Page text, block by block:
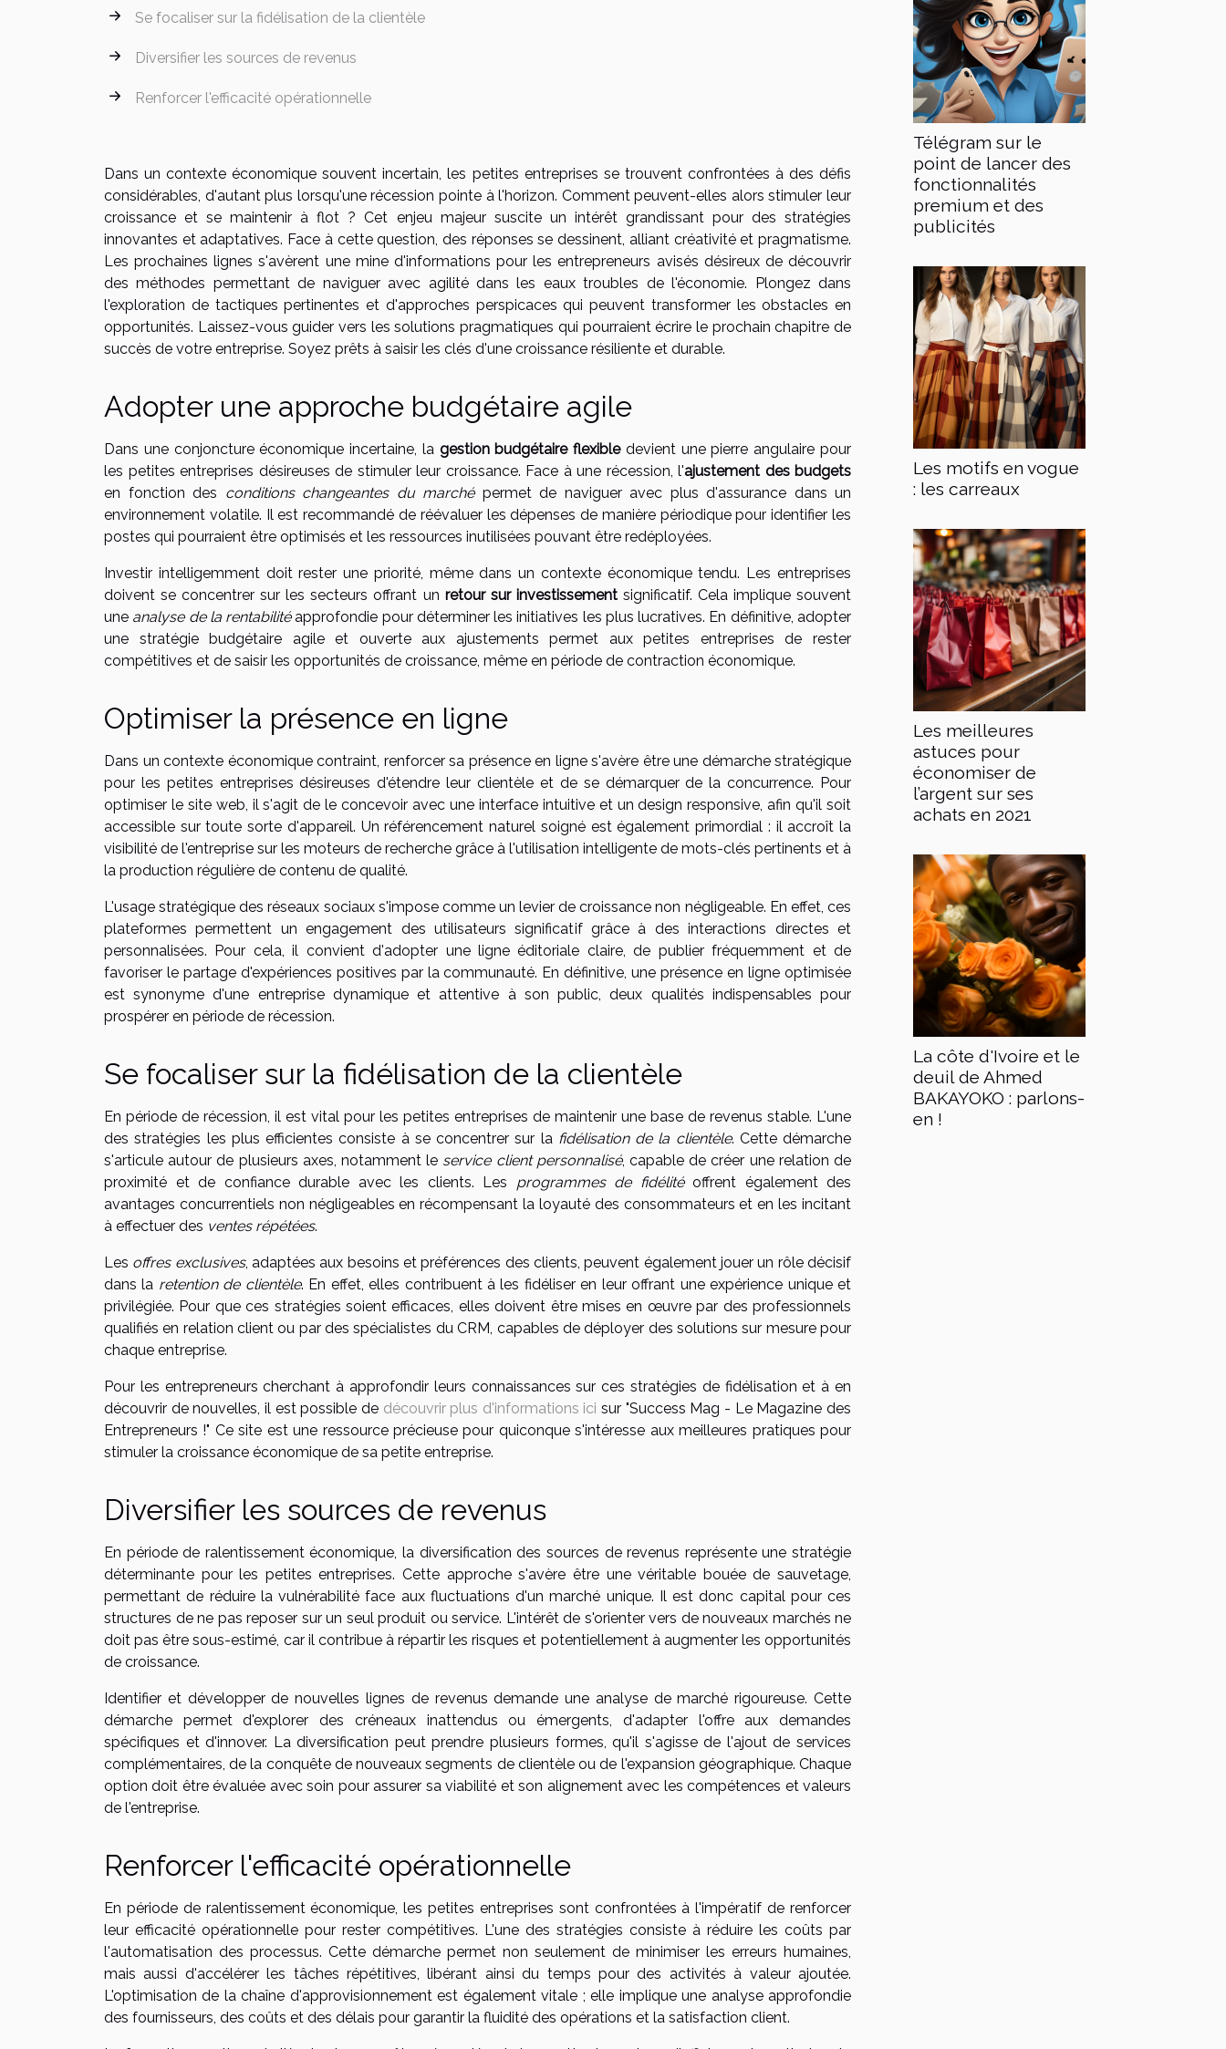
Se focaliser sur la fidélisation de la clientèle
Diversifier les sources de revenus
Renforcer l'efficacité opérationnelle
Dans un contexte économique souvent incertain, les petites entreprises se trouvent confrontées à des défis
considérables, d'autant plus lorsqu'une récession pointe à l'horizon. Comment peuvent-elles alors stimuler leur
croissance et se maintenir à flot ? Cet enjeu majeur suscite un intérêt grandissant pour des stratégies
innovantes et adaptatives. Face à cette question, des réponses se dessinent, alliant créativité et pragmatisme.
Les prochaines lignes s'avèrent une mine d'informations pour les entrepreneurs avisés désireux de découvrir
des méthodes permettant de naviguer avec agilité dans les eaux troubles de l'économie. Plongez dans
l'exploration de tactiques pertinentes et d'approches perspicaces qui peuvent transformer les obstacles en
opportunités. Laissez-vous guider vers les solutions pragmatiques qui pourraient écrire le prochain chapitre de
succès de votre entreprise. Soyez prêts à saisir les clés d'une croissance résiliente et durable.
Adopter une approche budgétaire agile
Dans une conjoncture économique incertaine, la gestion budgétaire flexibledevient une pierre angulaire pour
les petites entreprises désireuses de stimuler leur croissance. Face à une récession, l'ajustement des budgets
en fonction des conditions changeantes du marchépermet de naviguer avec plus d'assurance dans un
environnement volatile. Il est recommandé de réévaluer les dépenses de manière périodique pour identifier les
postes qui pourraient être optimisés et les ressources inutilisées pouvant être redéployées.
Investir intelligemment doit rester une priorité, même dans un contexte économique tendu. Les entreprises
doivent se concentrer sur les secteurs offrant un retour sur investissementsignificatif. Cela implique souvent
une analyse de la rentabilitéapprofondie pour déterminer les initiatives les plus lucratives. En définitive, adopter
une stratégie budgétaire agile et ouverte aux ajustements permet aux petites entreprises de rester
compétitives et de saisir les opportunités de croissance, même en période de contraction économique.
Optimiser la présence en ligne
Dans un contexte économique contraint, renforcer sa présence en ligne s'avère être une démarche stratégique
pour les petites entreprises désireuses d'étendre leur clientèle et de se démarquer de la concurrence. Pour
optimiser le site web, il s'agit de le concevoir avec une interface intuitive et un design responsive, afin qu'il soit
accessible sur toute sorte d'appareil. Un référencement naturel soigné est également primordial : il accroît la
visibilité de l'entreprise sur les moteurs de recherche grâce à l'utilisation intelligente de mots-clés pertinents et à
la production régulière de contenu de qualité.
L'usage stratégique des réseaux sociaux s'impose comme un levier de croissance non négligeable. En effet, ces
plateformes permettent un engagement des utilisateurs significatif grâce à des interactions directes et
personnalisées. Pour cela, il convient d'adopter une ligne éditoriale claire, de publier fréquemment et de
favoriser le partage d'expériences positives par la communauté. En définitive, une présence en ligne optimisée
est synonyme d'une entreprise dynamique et attentive à son public, deux qualités indispensables pour
prospérer en période de récession.
Se focaliser sur la fidélisation de la clientèle
En période de récession, il est vital pour les petites entreprises de maintenir une base de revenus stable. L'une
des stratégies les plus efficientes consiste à se concentrer sur la fidélisation de la clientèle. Cette démarche
s'articule autour de plusieurs axes, notamment le service client personnalisé, capable de créer une relation de
proximité et de confiance durable avec les clients. Les programmes de fidélitéoffrent également des
avantages concurrentiels non négligeables en récompensant la loyauté des consommateurs et en les incitant
à effectuer des ventes répétées.
Les offres exclusives, adaptées aux besoins et préférences des clients, peuvent également jouer un rôle décisif
dans la retention de clientèle. En effet, elles contribuent à les fidéliser en leur offrant une expérience unique et
privilégiée. Pour que ces stratégies soient efficaces, elles doivent être mises en œuvre par des professionnels
qualifiés en relation client ou par des spécialistes du CRM, capables de déployer des solutions sur mesure pour
chaque entreprise.
Pour les entrepreneurs cherchant à approfondir leurs connaissances sur ces stratégies de fidélisation et à en
découvrir de nouvelles, il est possible de découvrir plus d'informations ici sur "Success Mag - Le Magazine des
Entrepreneurs !" Ce site est une ressource précieuse pour quiconque s'intéresse aux meilleures pratiques pour
stimuler la croissance économique de sa petite entreprise.
Diversifier les sources de revenus
En période de ralentissement économique, la diversification des sources de revenus représente une stratégie
déterminante pour les petites entreprises. Cette approche s'avère être une véritable bouée de sauvetage,
permettant de réduire la vulnérabilité face aux fluctuations d'un marché unique. Il est donc capital pour ces
structures de ne pas reposer sur un seul produit ou service. L'intérêt de s'orienter vers de nouveaux marchés ne
doit pas être sous-estimé, car il contribue à répartir les risques et potentiellement à augmenter les opportunités
de croissance.
Identifier et développer de nouvelles lignes de revenus demande une analyse de marché rigoureuse. Cette
démarche permet d'explorer des créneaux inattendus ou émergents, d'adapter l'offre aux demandes
spécifiques et d'innover. La diversification peut prendre plusieurs formes, qu'il s'agisse de l'ajout de services
complémentaires, de la conquête de nouveaux segments de clientèle ou de l'expansion géographique. Chaque
option doit être évaluée avec soin pour assurer sa viabilité et son alignement avec les compétences et valeurs
de l'entreprise.
Renforcer l'efficacité opérationnelle
En période de ralentissement économique, les petites entreprises sont confrontées à l'impératif de renforcer
leur efficacité opérationnelle pour rester compétitives. L'une des stratégies consiste à réduire les coûts par
l'automatisation des processus. Cette démarche permet non seulement de minimiser les erreurs humaines,
mais aussi d'accélérer les tâches répétitives, libérant ainsi du temps pour des activités à valeur ajoutée.
L'optimisation de la chaîne d'approvisionnement est également vitale ; elle implique une analyse approfondie
des fournisseurs, des coûts et des délais pour garantir la fluidité des opérations et la satisfaction client.
Télégram sur le
point de lancer des
fonctionnalités
premium et des
publicités
Les motifs en vogue
: les carreaux
Les meilleures
astuces pour
économiser de
l’argent sur ses
achats en 2021
La côte d'Ivoire et le
deuil de Ahmed
BAKAYOKO : parlons-
en !